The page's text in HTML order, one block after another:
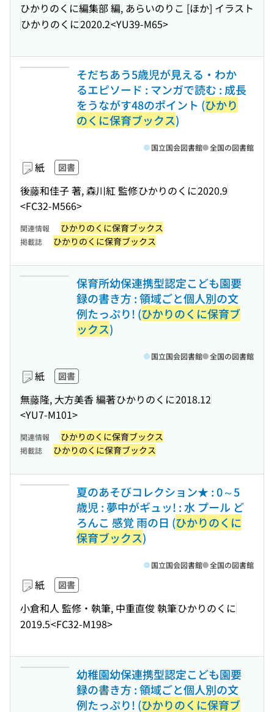
ひかりのくに編集部 編, あらいのりこ [ほか] イラスト
ひかりのくに2020.2<YU39-M65>
そだちあう5歳児が見える・わか
るエピソード : マンガで読む : 成長
をうながす48のポイント (ひかり
のくに保育ブックス)
紙 図書
後藤和佳子 著, 森川紅 監修ひかりのくに2020.9
<FC32-M566>
国立国会図書館 全国の図書館
関連情報 ひかりのくに保育ブックス
掲載誌 ひかりのくに保育ブックス
保育所幼保連携型認定こども園要
録の書き方 : 領域ごと個人別の文
例たっぷり! (ひかりのくに保育ブ
ックス)
紙 図書
無藤隆, 大方美香 編著ひかりのくに2018.12
<YU7-M101>
国立国会図書館 全国の図書館
関連情報 ひかりのくに保育ブックス
掲載誌 ひかりのくに保育ブックス
夏のあそびコレクション★ : 0～5
歳児 : 夢中がギュッ! : 水 プール ど
ろんこ 感覚 雨の日 (ひかりのくに
保育ブックス)
紙 図書
小倉和人 監修・執筆, 中重直俊 執筆ひかりのくに
2019.5<FC32-M198>
国立国会図書館 全国の図書館
幼稚園幼保連携型認定こども園要
録の書き方 : 領域ごと個人別の文
例たっぷり! (ひかりのくに保育ブ